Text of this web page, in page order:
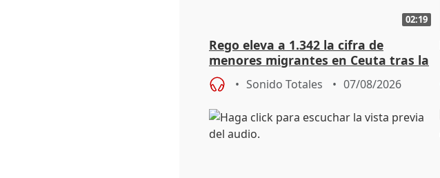
02:19
Rego eleva a 1.342 la cifra de
menores migrantes en Ceuta tras la
entrada masiva
Sonido Totales 07/08/2026